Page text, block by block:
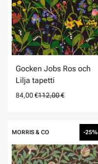
Gocken Jobs Ros och
Lilja tapetti
84,00 €112,00 €
MORRIS & CO -25%